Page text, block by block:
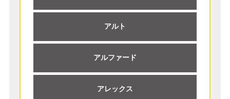
アルト
アルファード
アレックス